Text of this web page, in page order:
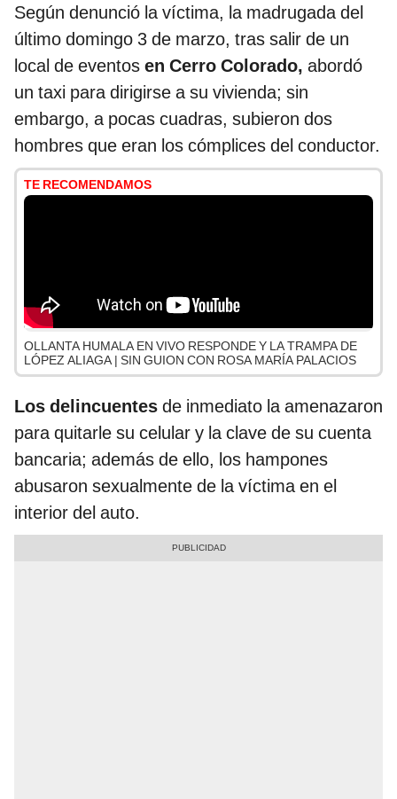
Según denunció la víctima, la madrugada del
último domingo 3 de marzo, tras salir de un
local de eventos en Cerro Colorado, abordó
un taxi para dirigirse a su vivienda; sin
embargo, a pocas cuadras, subieron dos
hombres que eran los cómplices del conductor.
TE RECOMENDAMOS
OLLANTA HUMALA EN VIVO RESPONDE Y LA TRAMPA DE
LÓPEZ ALIAGA | SIN GUION CON ROSA MARÍA PALACIOS
Los delincuentes de inmediato la amenazaron
para quitarle su celular y la clave de su cuenta
bancaria; además de ello, los hampones
abusaron sexualmente de la víctima en el
interior del auto.